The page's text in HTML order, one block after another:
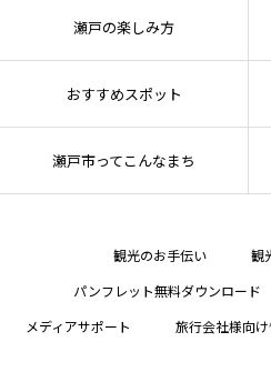
瀬戸の楽しみ方
おすすめスポット
瀬戸市ってこんなまち
観光のお手伝い
観
パンフレット無料ダウンロード
メディアサポート
旅行会社様向